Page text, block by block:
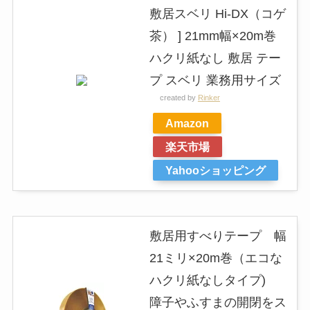
敷居スベリ Hi-DX（コゲ
茶） ] 21mm幅×20m巻
ハクリ紙なし 敷居 テー
プ スベリ 業務用サイズ
created by Rinker
Amazon
楽天市場
Yahooショッピング
敷居用すべりテープ 幅
21ミリ×20m巻（エコな
ハクリ紙なしタイプ)
障子やふすまの開閉をス